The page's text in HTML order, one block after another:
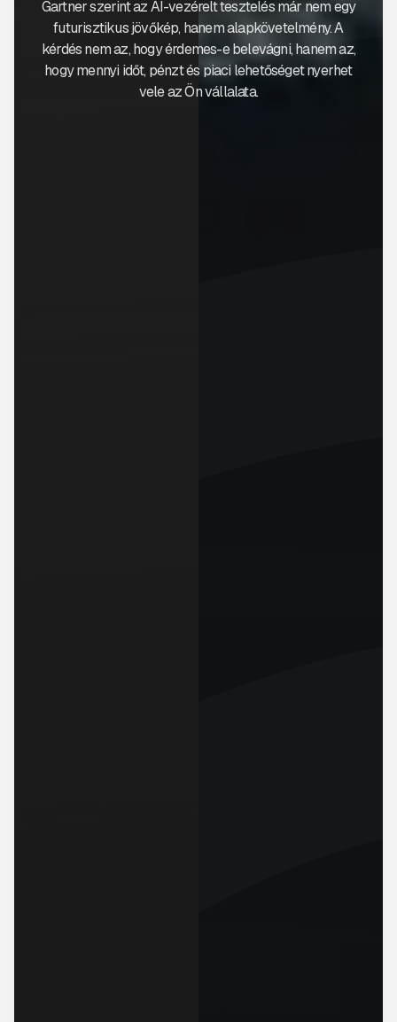
Gartner szerint az AI-vezérelt tesztelés már nem egy
futurisztikus jövőkép, hanem alapkövetelmény. A
kérdés nem az, hogy érdemes-e belevágni, hanem az,
hogy mennyi időt, pénzt és piaci lehetőséget nyerhet
vele az Ön vállalata.